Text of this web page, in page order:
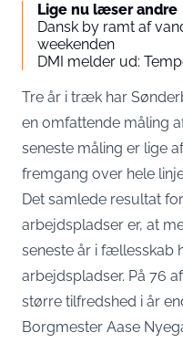
Lige nu læser andre
Dansk by ramt af
weekenden
DMI melder ud:
Tre år i træk har
en omfattende måling
seneste måling er lige
fremgang over hele
Det samlede resultat
arbejdspladser er, at
seneste år i fællesskab
arbejdspladser. På 76
større tilfredshed i år
Borgmester Aase